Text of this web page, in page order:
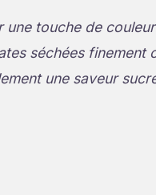
une touche de
séchées finement
une saveur